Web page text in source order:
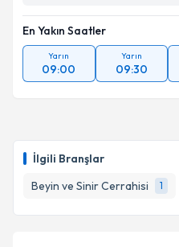
İlgili Branşlar
Beyin ve Sinir Cerrahisi
1
En Yakın Saatler
Yarın
09:00
Yarın
09:30